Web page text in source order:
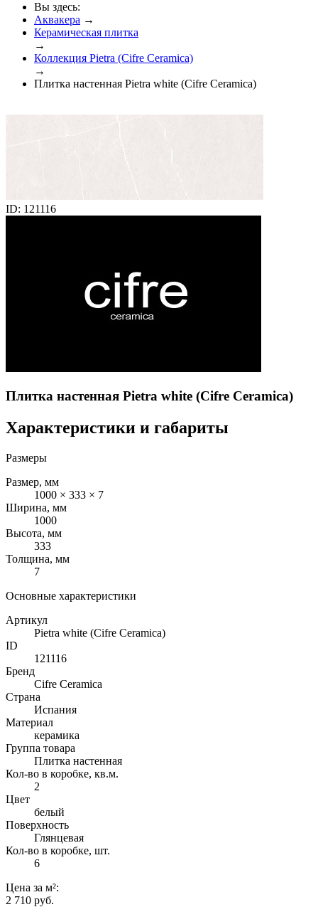
Вы здесь:
Аквакера →
Керамическая плитка
→
Коллекция Pietra (Cifre Ceramica)
→
Плитка настенная Pietra white (Cifre Ceramica)
ID: 121116
Плитка настенная Pietra white (Cifre Ceramica)
Характеристики и габариты
Размеры
Размер, мм
1000 × 333 × 7
Ширина, мм
1000
Высота, мм
333
Толщина, мм
7
Основные характеристики
Артикул
Pietra white (Cifre Ceramica)
ID
121116
Бренд
Cifre Ceramica
Страна
Испания
Материал
керамика
Группа товара
Плитка настенная
Кол-во в коробке, кв.м.
2
Цвет
белый
Поверхность
Глянцевая
Кол-во в коробке, шт.
6
Цена за м²:
2 710 руб.